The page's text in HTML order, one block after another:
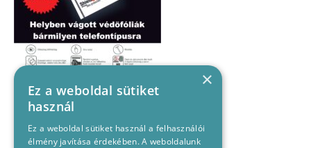
×
Ez a weboldal sütiket
használ
Ez a weboldal sütiket használ a felhasználói
élmény javítása érdekében. A weboldalunk